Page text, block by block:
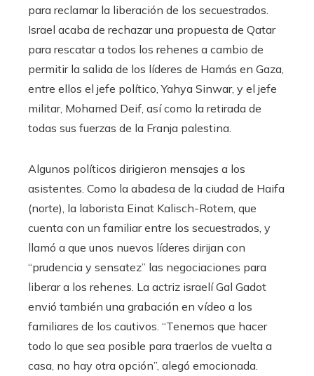
para reclamar la liberación de los secuestrados.
Israel acaba de rechazar una propuesta de Qatar
para rescatar a todos los rehenes a cambio de
permitir la salida de los líderes de Hamás en Gaza,
entre ellos el jefe político, Yahya Sinwar, y el jefe
militar, Mohamed Deif, así como la retirada de
todas sus fuerzas de la Franja palestina.
Algunos políticos dirigieron mensajes a los
asistentes. Como la abadesa de la ciudad de Haifa
(norte), la laborista Einat Kalisch-Rotem, que
cuenta con un familiar entre los secuestrados, y
llamó a que unos nuevos líderes dirijan con
“prudencia y sensatez” las negociaciones para
liberar a los rehenes. La actriz israelí Gal Gadot
envió también una grabación en vídeo a los
familiares de los cautivos. “Tenemos que hacer
todo lo que sea posible para traerlos de vuelta a
casa, no hay otra opción”, alegó emocionada.